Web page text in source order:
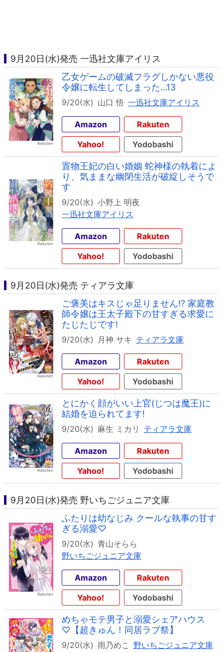
9月20日(水)発売 一迅社文庫アイリス
乙女ゲームの破滅フラグしかない悪役
令嬢に転生してしまった…13
9/20(水) 山口 悟 一迅社文庫アイリス
Amazon
Rakuten
Yahoo!
Yodobashi
置物王妃の白い婚姻 蛇神様の執着によ
り、気ままな幽閉生活が破綻しそうで
す
9/20(水) 小野上 明夜
一迅社文庫アイリス
Amazon
Rakuten
Yahoo!
Yodobashi
9月20日(水)発売 ティアラ文庫
ご褒美はキスじゃ足りません!? 家庭教
師令嬢は王太子殿下の甘すぎる求愛に
たじたじです!
9/20(水) 月神 サキ ティアラ文庫
Amazon
Rakuten
Yahoo!
Yodobashi
とにかく顔がいい上官(じつは魔王)に
結婚を迫られてます!
9/20(水) 麻生 ミカリ ティアラ文庫
Amazon
Rakuten
Yahoo!
Yodobashi
9月20日(水)発売 野いちごジュニア文庫
ふたりは幼なじみ クールな執事の甘す
ぎる溺愛♡
9/20(水) 青山そらら
野いちごジュニア文庫
Amazon
Rakuten
Yahoo!
Yodobashi
めちゃモテ男子と溺愛シェアハウス
♡【超きゅん！同居ラブ祭】
9/20(水) 雨乃めこ 野いちごジュニア文庫